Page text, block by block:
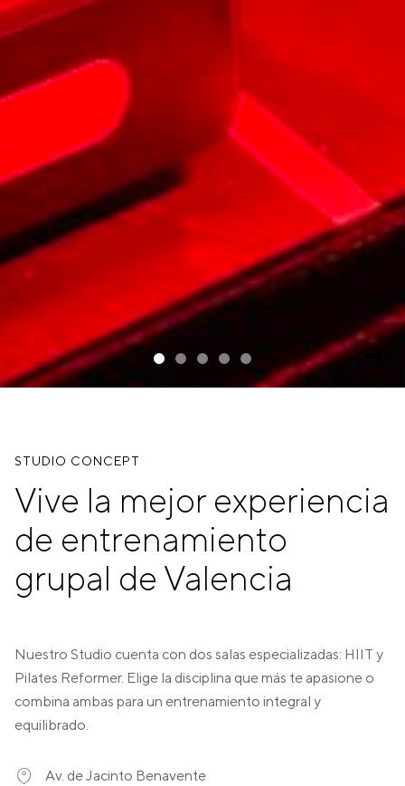
STUDIO CONCEPT
Vive la mejor experiencia
de entrenamiento
grupal de Valencia
Nuestro Studio cuenta con dos salas especializadas: HIIT y
Pilates Reformer. Elige la disciplina que más te apasione o
combina ambas para un entrenamiento integral y
equilibrado.
Av. de Jacinto Benavente